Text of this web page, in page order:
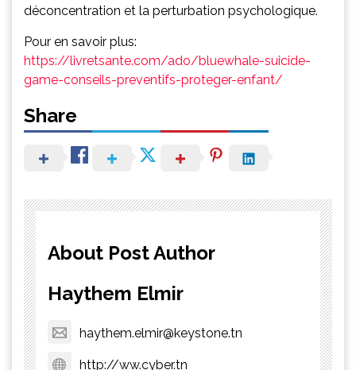
déconcentration et la perturbation psychologique.
Pour en savoir plus:
https://livretsante.com/ado/bluewhale-suicide-
game-conseils-preventifs-proteger-enfant/
Share
About Post Author
Haythem Elmir
haythem.elmir@keystone.tn
http://ww.cyber.tn